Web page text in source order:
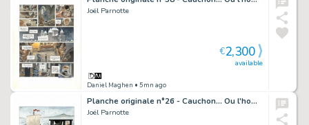
Joël Parnotte
Daniel Maghen • 5mn ago
available
€2,300
Planche originale n°26 - Cauchon... Ou l'homme qui tua Jeanne d'Arc
Joël Parnotte